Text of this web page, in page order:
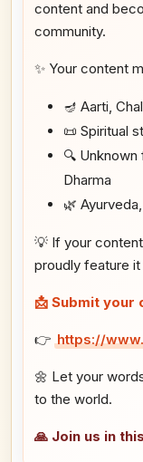
content and
community.
✨ Your content
🪔 Aarti,
📜 Spiritual
🔍
Dharma
🌿
💡 If your
proudly feature it
📩 Submit
👉 https://
🌼 Let your
to the world.
🙏 Join us in